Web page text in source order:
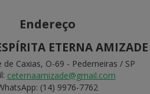
Endereço
ETERNA AMIZADE
de Caxias, O-69 - Pederneiras / SP
ceternaamizade@gmail.com
(14) 9976-7762